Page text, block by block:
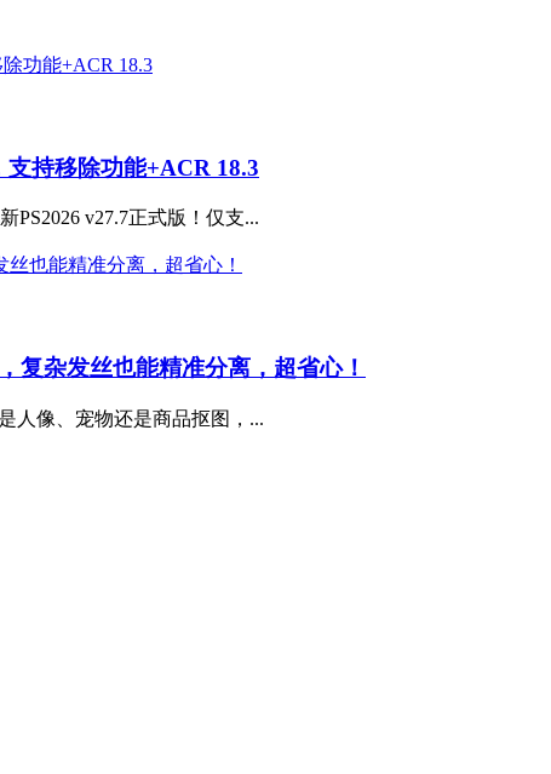
支持移除功能+ACR 18.3
PS2026 v27.7正式版！仅支...
复杂发丝也能精准分离，超省心！
人像、宠物还是商品抠图，...